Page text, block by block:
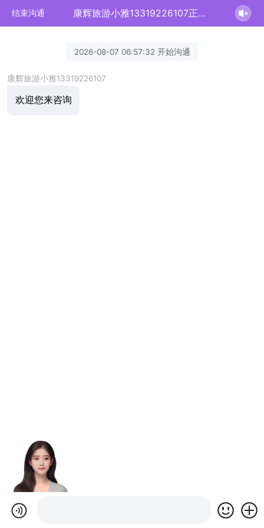
结束沟通 康辉旅游小雅13319226107正在为您服务
2026-08-07 06:57:32 开始沟通
康辉旅游小雅13319226107
欢迎您来咨询